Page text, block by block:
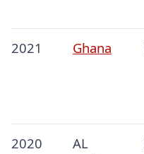
2021 Ghana
2020
AL